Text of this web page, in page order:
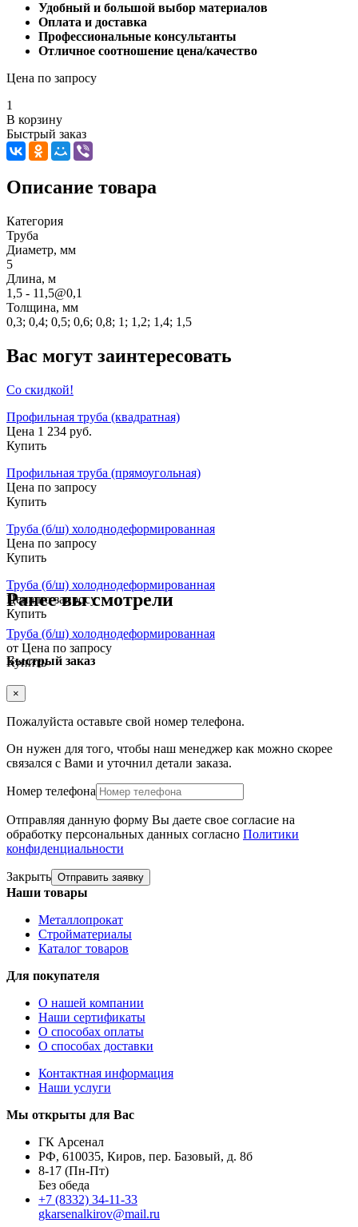
Удобный и большой выбор материалов
Оплата и доставка
Профессиональные консультанты
Отличное соотношение цена/качество
Цена по запросу
1
В корзину
Быстрый заказ
Описание товара
Категория
Труба
Диаметр, мм
5
Длина, м
1,5 - 11,5@0,1
Толщина, мм
0,3; 0,4; 0,5; 0,6; 0,8; 1; 1,2; 1,4; 1,5
Вас могут заинтересовать
Со скидкой!
Профильная труба (квадратная)
Цена 1 234 руб.
Купить
Профильная труба (прямоугольная)
Цена по запросу
Купить
Труба (б/ш) холоднодеформированная
Цена по запросу
Купить
Труба (б/ш) холоднодеформированная
Цена по запросу
Купить
Ранее вы смотрели
Труба (б/ш) холоднодеформированная
от Цена по запросу
Купить
Быстрый заказ
×
Пожалуйста оставьте свой номер телефона.
Он нужен для того, чтобы наш менеджер как можно скорее
связался с Вами и уточнил детали заказа.
Номер телефона
Отправляя данную форму Вы даете свое согласие на
обработку персональных данных согласно Политики
конфиденциальности
Закрыть Отправить заявку
Наши товары
Металлопрокат
Стройматериалы
Каталог товаров
Для покупателя
О нашей компании
Наши сертификаты
О способах оплаты
О способах доставки
Контактная информация
Наши услуги
Мы открыты для Вас
ГК Арсенал
РФ, 610035, Киров, пер. Базовый, д. 8б
8-17 (Пн-Пт)
Без обеда
+7 (8332) 34-11-33
gkarsenalkirov@mail.ru